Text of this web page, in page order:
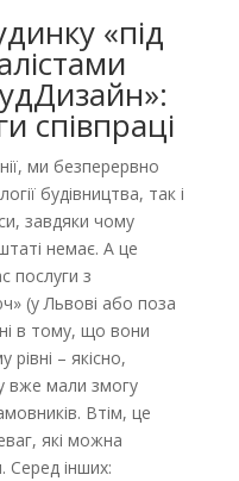
«під
співпраці
ми безперервно
будівництва, так і
завдяки чому
немає. А це
послуги з
(у Львові або поза
в тому, що вони
– якісно,
вже мали змогу
Втім, це
які можна
Серед інших: